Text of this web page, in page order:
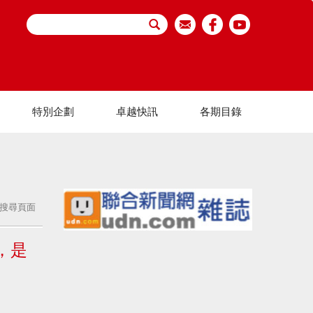
特別企劃 卓越快訊 各期目錄
搜尋頁面
是